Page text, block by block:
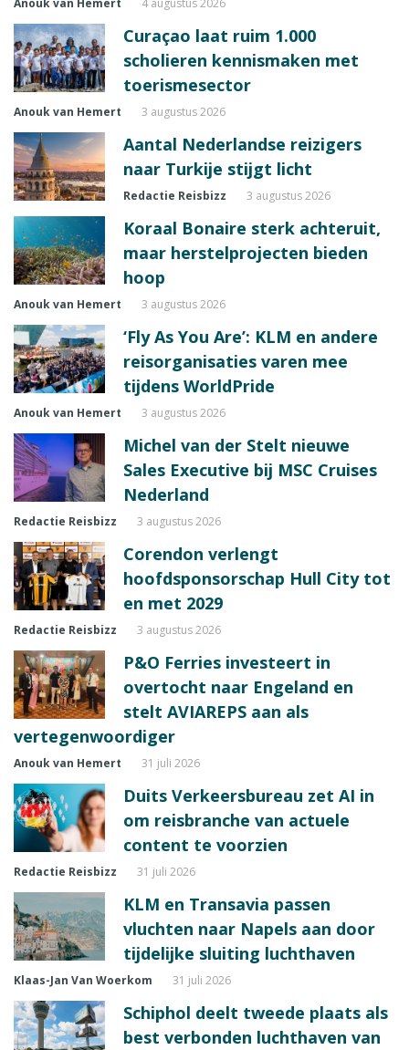
Anouk van Hemert 4 augustus 2026
Curaçao laat ruim 1.000
scholieren kennismaken met
toerismesector
Anouk van Hemert 3 augustus 2026
Aantal Nederlandse reizigers
naar Turkije stijgt licht
Redactie Reisbizz 3 augustus 2026
Koraal Bonaire sterk achteruit,
maar herstelprojecten bieden
hoop
Anouk van Hemert 3 augustus 2026
‘Fly As You Are’: KLM en andere
reisorganisaties varen mee
tijdens WorldPride
Anouk van Hemert 3 augustus 2026
Michel van der Stelt nieuwe
Sales Executive bij MSC Cruises
Nederland
Redactie Reisbizz 3 augustus 2026
Corendon verlengt
hoofdsponsorschap Hull City tot
en met 2029
Redactie Reisbizz 3 augustus 2026
P&O Ferries investeert in
overtocht naar Engeland en
stelt AVIAREPS aan als
vertegenwoordiger
Anouk van Hemert 31 juli 2026
Duits Verkeersbureau zet AI in
om reisbranche van actuele
content te voorzien
Redactie Reisbizz 31 juli 2026
KLM en Transavia passen
vluchten naar Napels aan door
tijdelijke sluiting luchthaven
Klaas-Jan Van Woerkom 31 juli 2026
Schiphol deelt tweede plaats als
best verbonden luchthaven van